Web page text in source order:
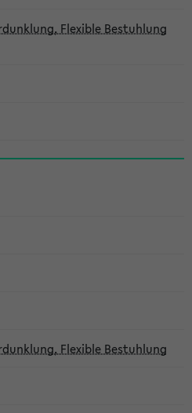
Flexible Bestuhlung
Flexible Bestuhlung